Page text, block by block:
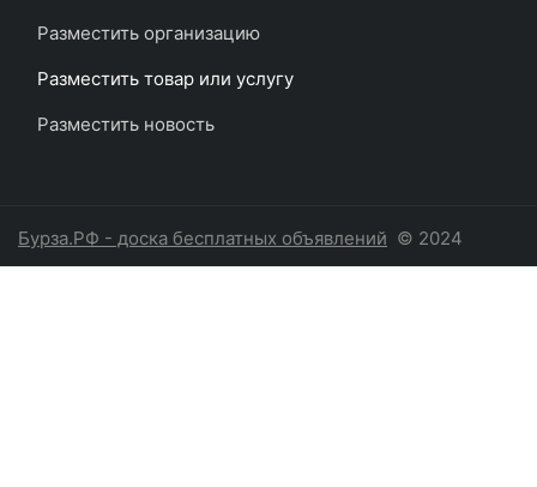
Разместить организацию
Разместить товар или услугу
Разместить новость
Бурза.РФ - доска бесплатных объявлений © 2024